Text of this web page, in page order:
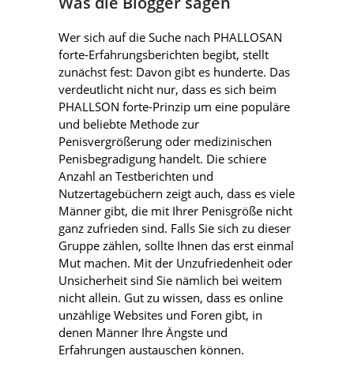
Wer sich auf die Suche nach PHALLOSAN
forte-Erfahrungsberichten begibt, stellt
zunächst fest: Davon gibt es hunderte. Das
verdeutlicht nicht nur, dass es sich beim
PHALLSON forte-Prinzip um eine populäre
und beliebte Methode zur
Penisvergrößerung oder medizinischen
Penisbegradigung handelt. Die schiere
Anzahl an Testberichten und
Nutzertagebüchern zeigt auch, dass es viele
Männer gibt, die mit Ihrer Penisgröße nicht
ganz zufrieden sind. Falls Sie sich zu dieser
Gruppe zählen, sollte Ihnen das erst einmal
Mut machen. Mit der Unzufriedenheit oder
Unsicherheit sind Sie nämlich bei weitem
nicht allein. Gut zu wissen, dass es online
unzählige Websites und Foren gibt, in
denen Männer Ihre Ängste und
Erfahrungen austauschen können.